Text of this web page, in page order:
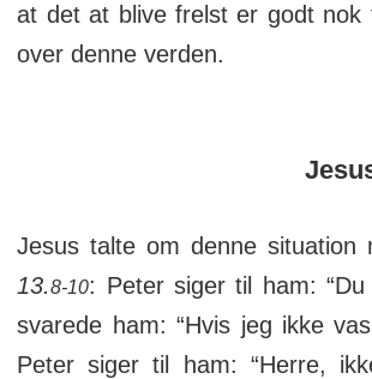
at det at blive frelst er godt nok
over denne verden.
Jesus talte om denne situa­tion
13.8-10: Peter siger til ham:
svarede ham: “Hvis jeg ikke
Peter siger til ham: “Herre,